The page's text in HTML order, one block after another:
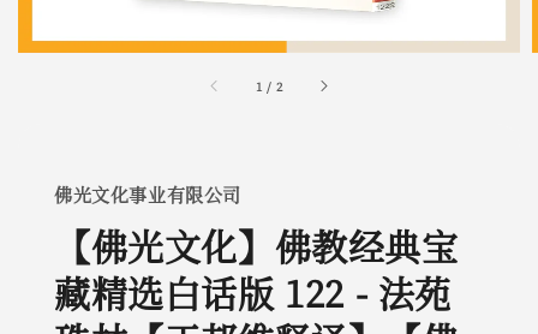
1 / 2
佛光文化事业有限公司
【佛光文化】佛教经典宝
藏精选白话版 122 - 法苑